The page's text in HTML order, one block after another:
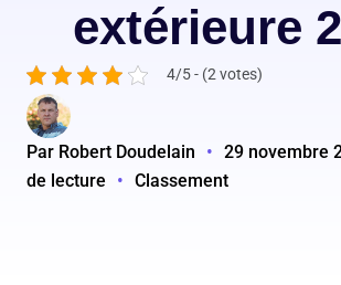
extérieure
4/5 - (2 votes)
Par Robert Doudelain • 29 novembre
de lecture
• Classement